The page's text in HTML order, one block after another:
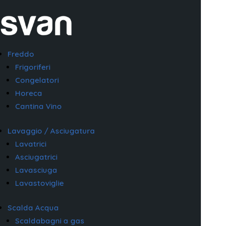
Freddo
Frigoriferi
Congelatori
Horeca
Cantina Vino
Lavaggio / Asciugatura
Lavatrici
Asciugatrici
Lavasciuga
Lavastoviglie
Scalda Acqua
Scaldabagni a gas